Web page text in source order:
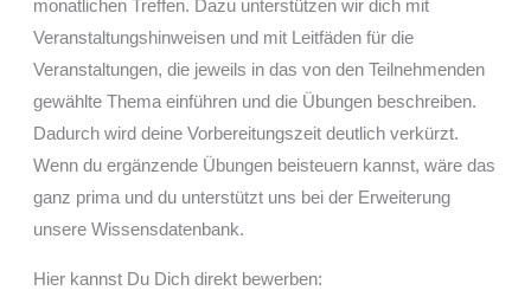
monatlichen Treffen. Dazu unterstützen wir dich mit
Veranstaltungshinweisen und mit Leitfäden für die
Veranstaltungen, die jeweils in das von den Teilnehmenden
gewählte Thema einführen und die Übungen beschreiben.
Dadurch wird deine Vorbereitungszeit deutlich verkürzt.
Wenn du ergänzende Übungen beisteuern kannst, wäre das
ganz prima und du unterstützt uns bei der Erweiterung
unsere Wissensdatenbank.
Hier kannst Du Dich direkt bewerben: